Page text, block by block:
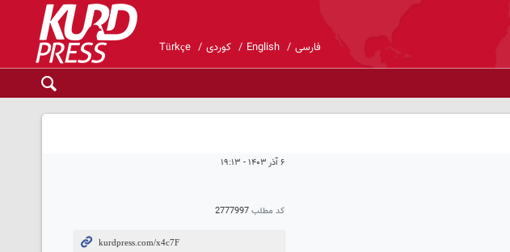
فارسی English کوردی Türkçe
۶ آذر ۱۴۰۳ - ۱۹:۱۳
کد مطلب2777997